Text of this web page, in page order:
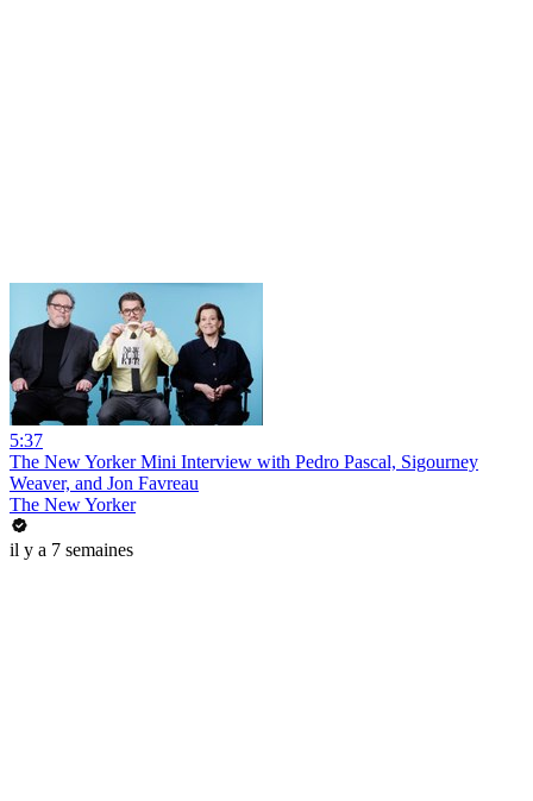
5:37
The New Yorker Mini Interview with Pedro Pascal, Sigourney
Weaver, and Jon Favreau
The New Yorker
il y a 7 semaines